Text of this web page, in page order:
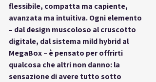
flessibile, compatta ma capiente,
avanzata ma intuitiva. Ogni elemento
– dal design muscoloso al cruscotto
digitale, dal sistema mild hybrid al
MegaBox – è pensato per offrirti
qualcosa che altri non danno: la
sensazione di avere tutto sotto